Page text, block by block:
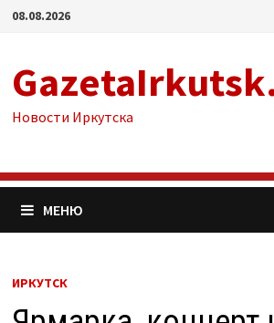
Перейти
08.08.2026
Новости Иркутска
МЕНЮ
ИРКУТСК